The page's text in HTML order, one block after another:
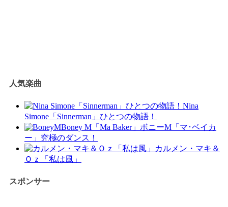
人気楽曲
Nina
Simone「Sinnerman」ひとつの物語！
Boney M「Ma Baker」ボニーM「マ･ベイカ
ー」究極のダンス！
カルメン・マキ＆
Ｏｚ「私は風」
スポンサー